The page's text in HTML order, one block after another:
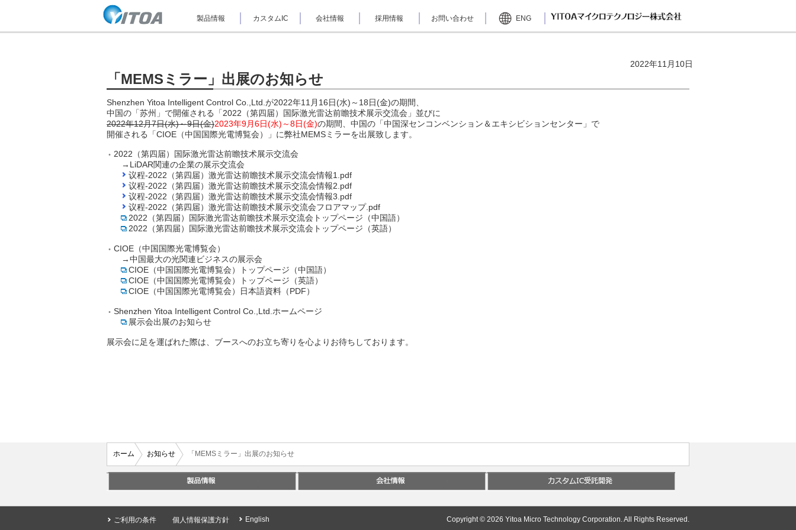
ナ
ビ
ゲ
ス
キ
ッ
プ
し
本
製品情報 カスタムIC 会社情報 採用情報 お問い合わせ ENG
2022年11月10日
「MEMSミラー」出展のお知らせ
Shenzhen Yitoa Intelligent Control Co.,Ltd.が2022年11月16日(水)～18日(金)の期間、
中国の「苏州」で開催される「2022（第四届）国际激光雷达前瞻技术展示交流会」並びに
2022年12月7日(水)～9日(金)2023年9月6日(水)～8日(金)の期間、中国の「中国深センコンベンション＆エキシビションセンター」で
開催される「CIOE（中国国際光電博覧会）」に弊社MEMSミラーを出展致します。
2022（第四届）国际激光雷达前瞻技术展示交流会
→LiDAR関連の企業の展示交流会
议程-2022（第四届）激光雷达前瞻技术展示交流会情報1.pdf
议程-2022（第四届）激光雷达前瞻技术展示交流会情報2.pdf
议程-2022（第四届）激光雷达前瞻技术展示交流会情報3.pdf
议程-2022（第四届）激光雷达前瞻技术展示交流会フロアマップ.pdf
2022（第四届）国际激光雷达前瞻技术展示交流会トップページ（中国語）
2022（第四届）国际激光雷达前瞻技术展示交流会トップページ（英語）
CIOE（中国国際光電博覧会）
→中国最大の光関連ビジネスの展示会
CIOE（中国国際光電博覧会）トップページ（中国語）
CIOE（中国国際光電博覧会）トップページ（英語）
CIOE（中国国際光電博覧会）日本語資料（PDF）
Shenzhen Yitoa Intelligent Control Co.,Ltd.ホームページ
展示会出展のお知らせ
展示会に足を運ばれた際は、ブースへのお立ち寄りを心よりお待ちしております。
ホーム お知らせ 「MEMSミラー」出展のお知らせ
ご利用の条件 個人情報保護方針 English Copyright © 2026 Yitoa Micro Technology Corporation. All Rights Reserved.